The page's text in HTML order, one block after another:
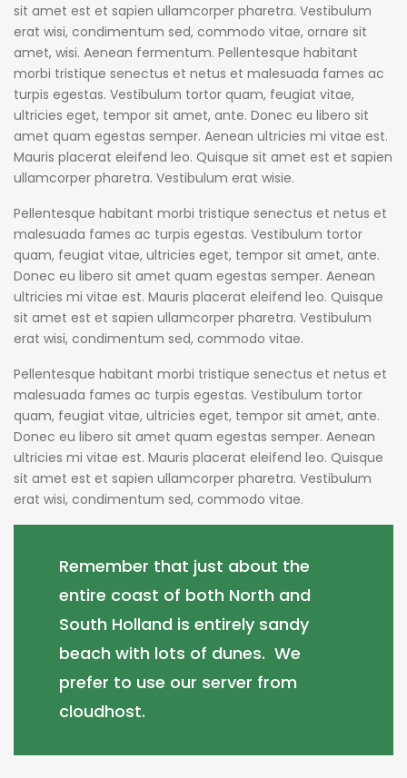
sit amet est et sapien ullamcorper pharetra. Vestibulum
erat wisi, condimentum sed, commodo vitae, ornare sit
amet, wisi. Aenean fermentum. Pellentesque habitant
morbi tristique senectus et netus et malesuada fames ac
turpis egestas. Vestibulum tortor quam, feugiat vitae,
ultricies eget, tempor sit amet, ante. Donec eu libero sit
amet quam egestas semper. Aenean ultricies mi vitae est.
Mauris placerat eleifend leo. Quisque sit amet est et sapien
ullamcorper pharetra. Vestibulum erat wisie.
Pellentesque habitant morbi tristique senectus et netus et
malesuada fames ac turpis egestas. Vestibulum tortor
quam, feugiat vitae, ultricies eget, tempor sit amet, ante.
Donec eu libero sit amet quam egestas semper. Aenean
ultricies mi vitae est. Mauris placerat eleifend leo. Quisque
sit amet est et sapien ullamcorper pharetra. Vestibulum
erat wisi, condimentum sed, commodo vitae.
Pellentesque habitant morbi tristique senectus et netus et
malesuada fames ac turpis egestas. Vestibulum tortor
quam, feugiat vitae, ultricies eget, tempor sit amet, ante.
Donec eu libero sit amet quam egestas semper. Aenean
ultricies mi vitae est. Mauris placerat eleifend leo. Quisque
sit amet est et sapien ullamcorper pharetra. Vestibulum
erat wisi, condimentum sed, commodo vitae.
Remember that just about the
entire coast of both North and
South Holland is entirely sandy
beach with lots of dunes. We
prefer to use our server from
cloudhost.